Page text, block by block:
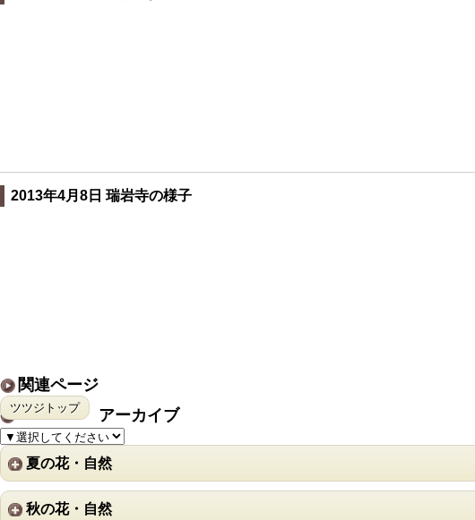
2013年4月8日 瑞岩寺の様子
関連ページ
ツツジトップ アーカイブ
夏の花・自然
秋の花・自然